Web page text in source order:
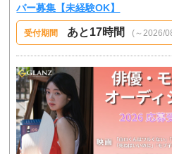
バー募集【未経験OK】
受付期間 あと17時間 (～2026/